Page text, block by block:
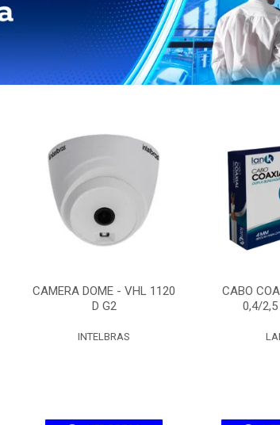
CAMERA DOME - VHL 1120
D G2
INTELBRAS
CABO
0,4/